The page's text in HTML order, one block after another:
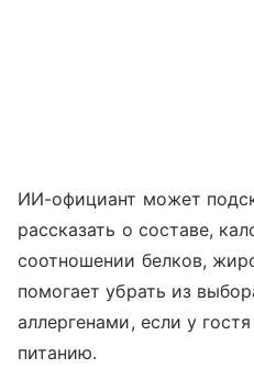
ИИ-официант может
рассказать о составе,
соотношении белков,
помогает убрать из
аллергенами, если у
питанию.